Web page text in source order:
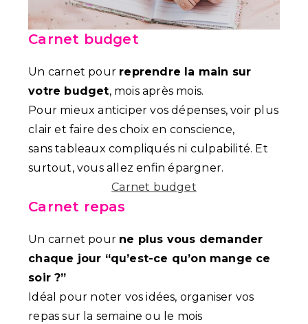
Carnet budget
Un carnet pour reprendre la main sur
votre budget, mois après mois.
Pour mieux anticiper vos dépenses, voir plus
clair et faire des choix en conscience,
sans tableaux compliqués ni culpabilité. Et
surtout, vous allez enfin épargner.
Carnet budget
Carnet repas
Un carnet pour ne plus vous demander
chaque jour “qu’est-ce qu’on mange ce
soir ?”
Idéal pour noter vos idées, organiser vos
repas sur la semaine ou le mois